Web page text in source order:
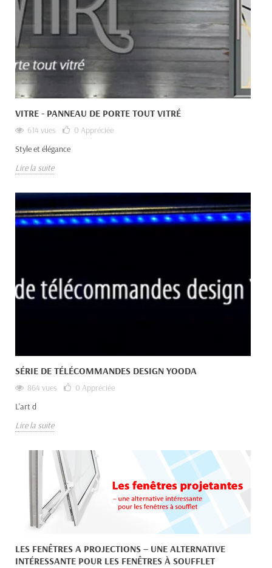
VITRE - PANNEAU DE PORTE TOUT VITRÉ
614 vues 0 Appréciée
Style et élégance
Lire la suite
SÉRIE DE TÉLÉCOMMANDES DESIGN YOODA
864 vues 0 Appréciée
L'art d
Lire la suite
LES FENÊTRES A PROJECTIONS – UNE ALTERNATIVE
INTÉRESSANTE POUR LES FENÊTRES À SOUFFLET